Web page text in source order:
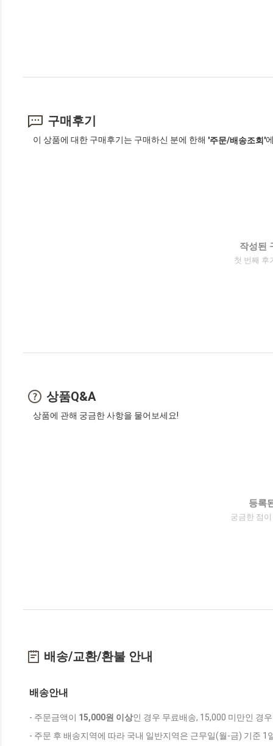
구매후기
이 상품에 대한 구매후기는 구매하신 분에 한해 '주문/배송조회'
작성된
첫 번째 후
상품Q&A
상품에 관해 궁금한 사항을 물어보세요!
등록
궁금한 점
배송/교환/환불 안내
배송안내
- 주문금액이 15,000원 이상인 경우 무료배송, 15,000 미만인 경
- 주문 후 배송지역에 따라 국내 일반지역은 근무일(월-금) 기준